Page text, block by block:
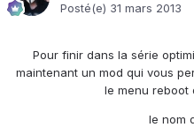
Posté(e) 31 mars 2013
Pour finir dans la série
maintenant un mod qui vous
le menu reboot
le nom